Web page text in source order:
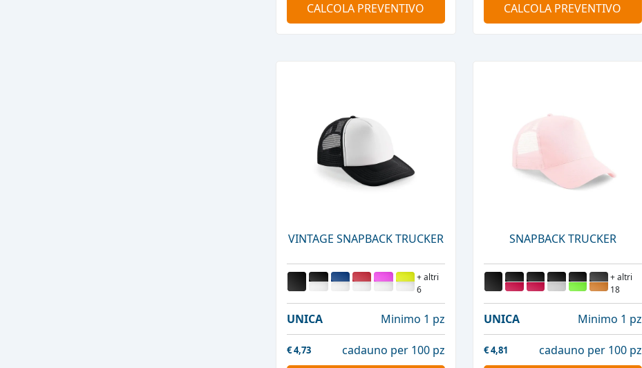
CALCOLA PREVENTIVO
CALCOLA PREVENTIVO
VINTAGE SNAPBACK TRUCKER
+ altri
6
UNICA Minimo 1 pz
€4,73
cadauno per 100 pz
SNAPBACK TRUCKER
+ altri
18
UNICA Minimo 1 pz
€4,81
cadauno per 100 pz